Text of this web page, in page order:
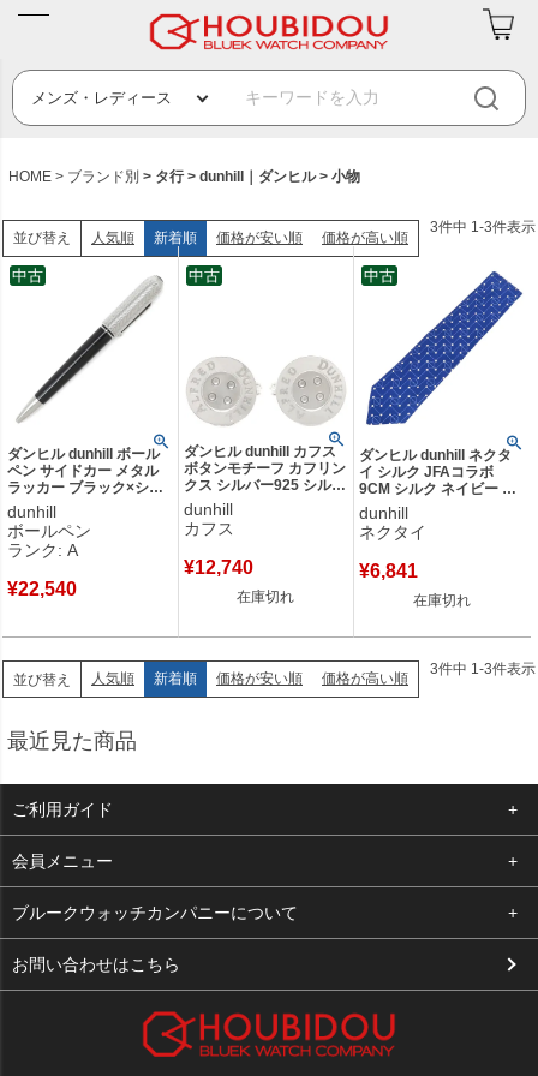
HOME ブランド別 タ行 dunhill｜ダンヒル 小物
並び替え 人気順 新着順 価格が安い順 価格が高い順
3件中 1-3件表示
ダンヒル dunhill ボール
ペン サイドカー メタル
ラッカー ブラック×シル
バー ツイスト式 黒イン
ク 筆記確認済み 【中
古】中古美品
dunhill
ボールペン
ランク: A
¥22,540
中古
ダンヒル dunhill カフス
ボタンモチーフ カフリン
クス シルバー925 シルバ
ー SV925 【ケース】
【中古】
dunhill
カフス
¥12,740
在庫切れ
中古
ダンヒル dunhill ネクタ
イ シルク JFAコラボ
9CM シルク ネイビー サ
ッカー日本代表モデル
【中古】
dunhill
ネクタイ
¥6,841
在庫切れ
中古
並び替え 人気順 新着順 価格が安い順 価格が高い順
3件中 1 -3件表示
最近見た商品
ご利用ガイド
よくある質問
支払い・送料
お客様の声
会員メニュー
ログイン
お気に入り
ブルークウォッチカンパニーについて
会社概要
お問い合わせはこちら